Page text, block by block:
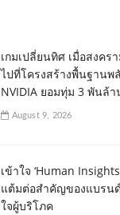
เกมเปลี่ยนทิศ เมื่อสงคร
ไปที่โครงสร้างพื้นฐานพ
NVIDIA ยอมทุ่ม 3 พันล้
August 9, 2026
เข้าใจ ‘Human
แต้มต่อสำคัญของแบรน
ใจผู้บริโภค